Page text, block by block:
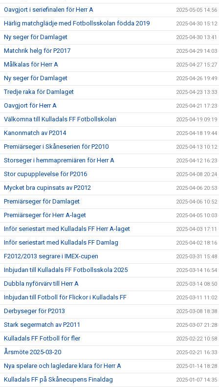
Oavgjort i seriefinalen för Herr A 2025-05-05 14:56
Härlig matchglädje med Fotbollsskolan födda 2019 2025-04-30 15:12
Ny seger för Damlaget 2025-04-30 13:41
Matchrik helg för P2017 2025-04-29 14:03
Målkalas för Herr A 2025-04-27 15:27
Ny seger för Damlaget 2025-04-26 19:49
Tredje raka för Damlaget 2025-04-23 13:33
Oavgjort för Herr A 2025-04-21 17:23
Välkomna till Kulladals FF Fotbollskolan 2025-04-19 09:19
Kanonmatch av P2014 2025-04-18 19:44
Premiärseger i Skåneserien för P2010 2025-04-13 10:12
Storseger i hemmapremiären för Herr A 2025-04-12 16:23
Stor cupupplevelse för P2016 2025-04-08 20:24
Mycket bra cupinsats av P2012 2025-04-06 20:53
Premiärseger för Damlaget 2025-04-06 10:52
Premiärseger för Herr A-laget 2025-04-05 10:03
Inför seriestart med Kulladals FF Herr A-laget 2025-04-03 17:11
Inför seriestart med Kulladals FF Damlag 2025-04-02 18:16
F2012/2013 segrare i IMEX-cupen 2025-03-31 15:48
Inbjudan till Kulladals FF Fotbollsskola 2025 2025-03-14 16:54
Dubbla nyförvärv till Herr A 2025-03-14 08:50
Inbjudan till Fotboll för Flickor i Kulladals FF 2025-03-11 11:02
Derbyseger för P2013 2025-03-08 18:38
Stark segermatch av P2011 2025-03-07 21:28
Kulladals FF Fotboll för fler 2025-02-22 10:58
Årsmöte 2025-03-20 2025-02-21 16:33
Nya spelare och lagledare klara för Herr A 2025-01-14 18:28
Kulladals FF på Skånecupens Finaldag 2025-01-07 14:35